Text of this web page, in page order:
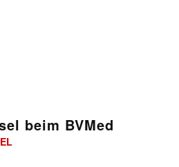
beim BVMed